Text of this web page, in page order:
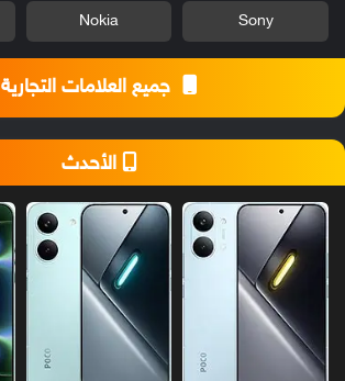
Sony
Nokia
جميع العلامات التجارية
الأحدث